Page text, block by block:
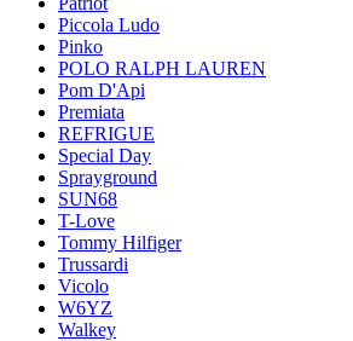
Piccola Ludo
Pinko
POLO RALPH LAUREN
Pom D'Api
Premiata
REFRIGUE
Special Day
Sprayground
SUN68
T-Love
Tommy Hilfiger
Trussardi
Vicolo
W6YZ
Walkey